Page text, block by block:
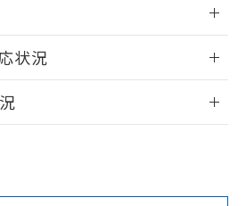
す。
グイン/会員登録
利用いただく前に、以下を必ずお読
状況
凡例